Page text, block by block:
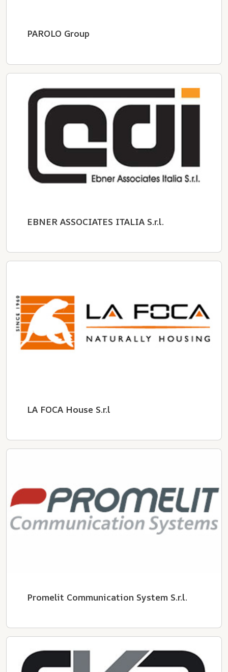
PAROLO Group
EBNER ASSOCIATES ITALIA S.r.l.
LA FOCA House S.r.l
Promelit Communication System S.r.l.